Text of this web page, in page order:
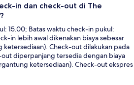
in dan check-out di The
15.00; Batas waktu check-in pukul:
in lebih awal dikenakan biaya sebesar
ketersediaan). Check-out dilakukan pada
diperpanjang tersedia dengan biaya
ketersediaan). Check-out ekspres